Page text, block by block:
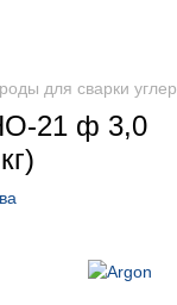
для сварки
21 ф 3,0